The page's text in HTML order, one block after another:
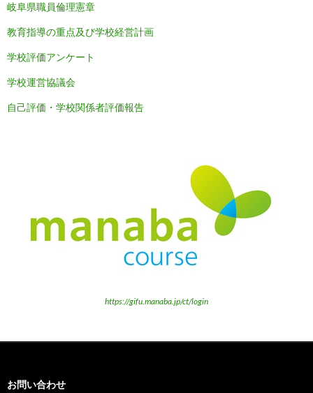
岐阜県職員倫理憲章
教育指導の重点及び学校経営計画
学校評価アンケート
学校運営協議会
自己評価・学校関係者評価報告
https://gifu.manaba.jp/ct/login
お問い合わせ